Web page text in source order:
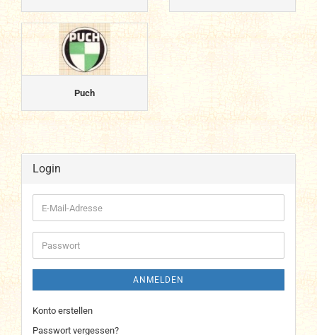
Puch
Login
E-
Mail-
Adresse
Passwort
ANMELDEN
Konto erstellen
Passwort vergessen?